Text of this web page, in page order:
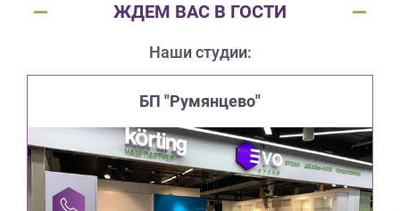
ЖДЕМ ВАС В ГОСТИ
Наши студии:
БП "Румянцево"